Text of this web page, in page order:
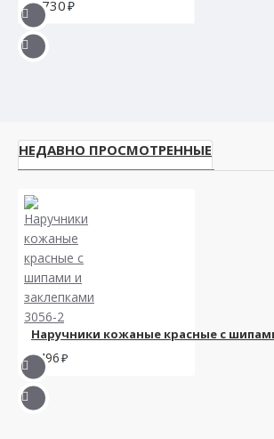
1730
НЕДАВНО ПРОСМОТРЕННЫЕ
Наручники кожаные красные с
1496